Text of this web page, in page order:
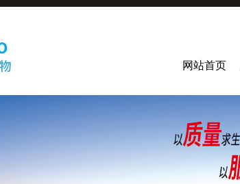
网站首页